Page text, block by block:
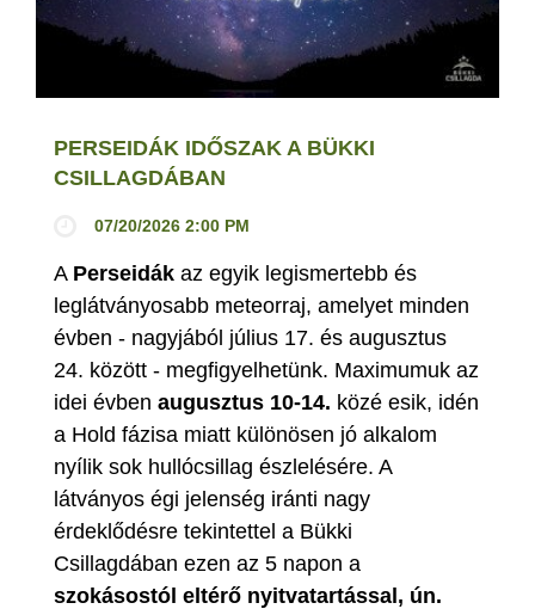
PERSEIDÁK IDŐSZAK A BÜKKI
CSILLAGDÁBAN
07/20/2026 2:00 PM
A Perseidák az egyik legismertebb és
leglátványosabb meteorraj, amelyet minden
évben - nagyjából július 17. és augusztus
24. között - megfigyelhetünk. Maximumuk az
idei évben augusztus 10-14. közé esik, idén
a Hold fázisa miatt különösen jó alkalom
nyílik sok hullócsillag észlelésére. A
látványos égi jelenség iránti nagy
érdeklődésre tekintettel a Bükki
Csillagdában ezen az 5 napon a
szokásostól eltérő nyitvatartással, ún.